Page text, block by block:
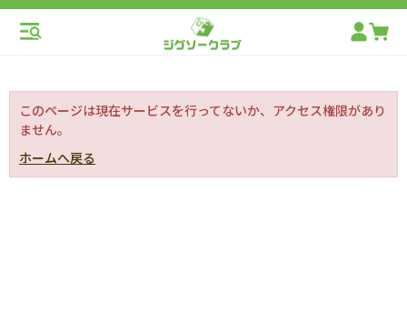
このページは現在サービスを行ってないか、アクセス権限があり
ません。
ホームへ戻る